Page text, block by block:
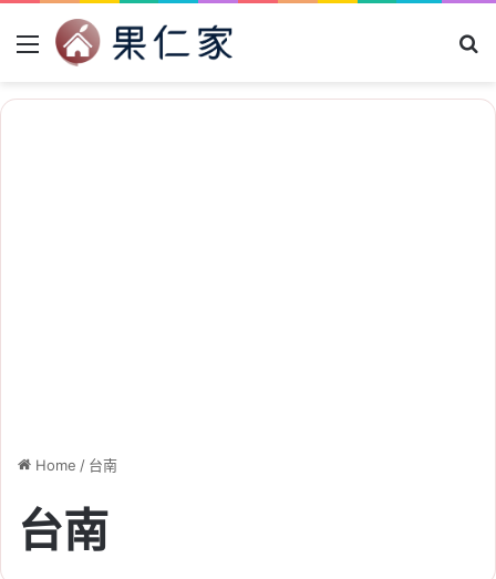
Menu
Home / 台南
台南